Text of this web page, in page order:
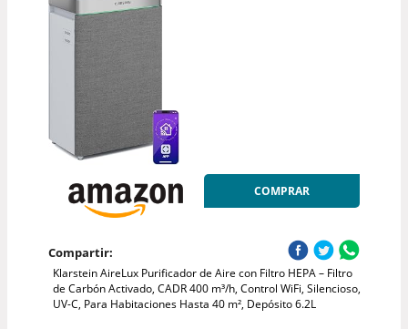
COMPRAR
Compartir:
Klarstein AireLux Purificador de Aire con Filtro HEPA – Filtro
de Carbón Activado, CADR 400 m³/h, Control WiFi, Silencioso,
UV-C, Para Habitaciones Hasta 40 m², Depósito 6.2L